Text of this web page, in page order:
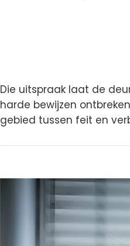
Die uitspraak laat de
harde bewijzen
gebied tussen feit en